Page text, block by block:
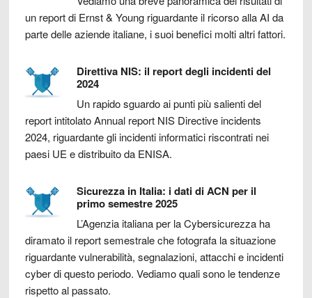
un report di Ernst & Young riguardante il ricorso alla AI da
parte delle aziende italiane, i suoi benefici molti altri fattori.
Direttiva NIS: il report degli incidenti del
2024
Un rapido sguardo ai punti più salienti del
report intitolato Annual report NIS Directive incidents
2024, riguardante gli incidenti informatici riscontrati nei
paesi UE e distribuito da ENISA.
Sicurezza in Italia: i dati di ACN per il
primo semestre 2025
L’Agenzia italiana per la Cybersicurezza ha
diramato il report semestrale che fotografa la situazione
riguardante vulnerabilità, segnalazioni, attacchi e incidenti
cyber di questo periodo. Vediamo quali sono le tendenze
rispetto al passato.